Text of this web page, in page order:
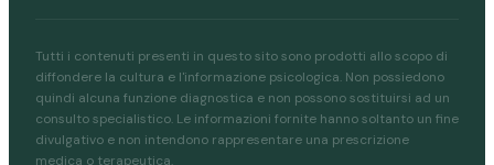
Tutti i contenuti presenti in questo sito sono prodotti allo scopo di
diffondere la cultura e l'informazione psicologica. Non possiedono
quindi alcuna funzione diagnostica e non possono sostituirsi ad un
consulto specialistico. Le informazioni fornite hanno soltanto un fine
divulgativo e non intendono rappresentare una prescrizione
medica o terapeutica.